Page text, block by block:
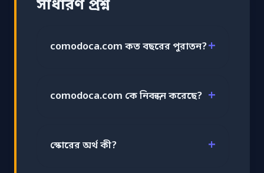
সাধারণ প্রশ্ন
comodoca.com কত বছরের পুরাতন?
comodoca.com কে নিবন্ধন করেছে?
স্কোরের অর্থ কী?